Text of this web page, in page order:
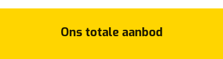
Ons totale aanbod